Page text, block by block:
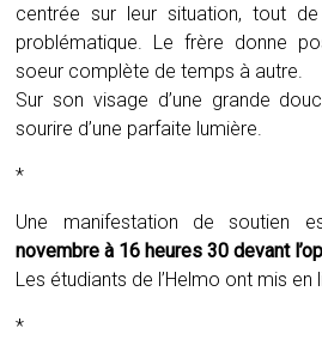
centrée sur leur situation, tout
problématique. Le frère donne
soeur complète de temps à autre.
Sur son visage d’une grande
sourire d’une parfaite lumière.
*
Une manifestation de soutien
novembre à 16 heures 30 devant
Les étudiants de l’Helmo ont mis en
*